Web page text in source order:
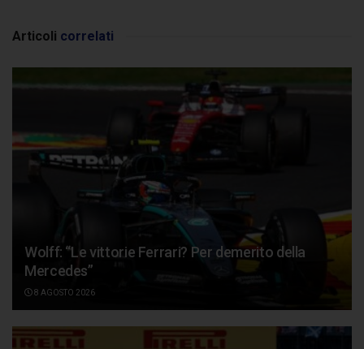
Articoli correlati
Wolff: “Le vittorie Ferrari? Per demerito della
Mercedes”
8 AGOSTO 2026